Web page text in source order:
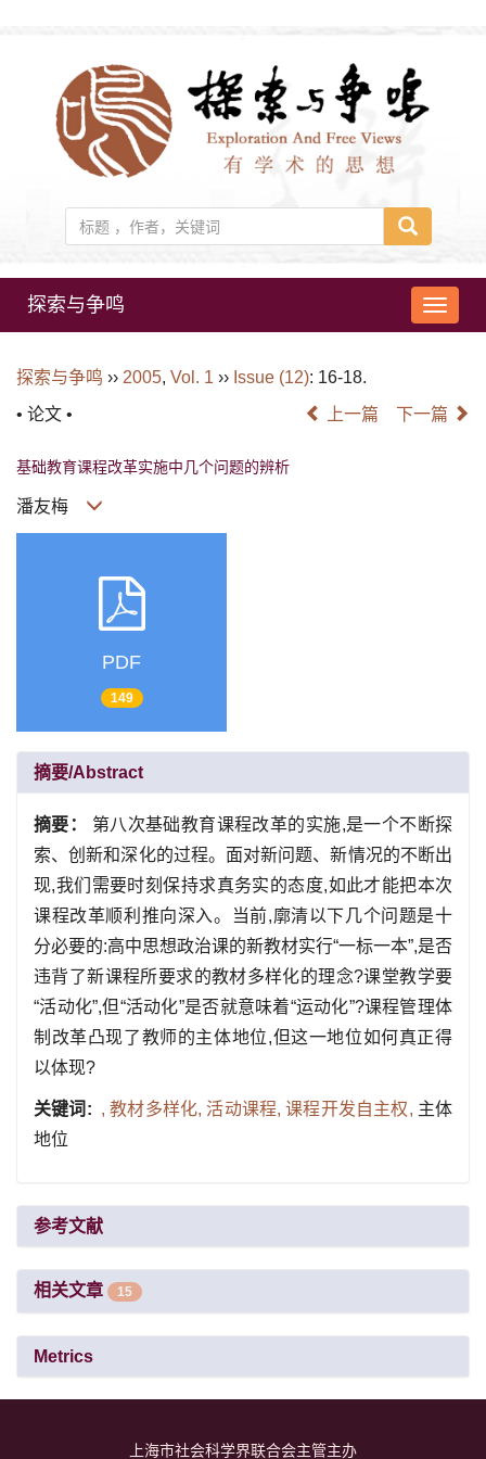
导
航
探索与争鸣
探索与争鸣 ›› 2005, Vol. 1 ›› Issue (12): 16-18.
• 论文 •
上一篇 下一篇
基础教育课程改革实施中几个问题的辨析
潘友梅
PDF
149
摘要/Abstract
摘要： 第八次基础教育课程改革的实施,是一个不断探
索、创新和深化的过程。面对新问题、新情况的不断出
现,我们需要时刻保持求真务实的态度,如此才能把本次
课程改革顺利推向深入。当前,廓清以下几个问题是十
分必要的:高中思想政治课的新教材实行“一标一本”,是否
违背了新课程所要求的教材多样化的理念?课堂教学要
“活动化”,但“活动化”是否就意味着“运动化”?课程管理体
制改革凸现了教师的主体地位,但这一地位如何真正得
以体现?
关键词: ,教材多样化, 活动课程,课程开发自主权, 主体
地位
参考文献
相关文章 15
Metrics
上海市社会科学界联合会主管主办